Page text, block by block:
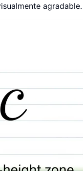
agradable.